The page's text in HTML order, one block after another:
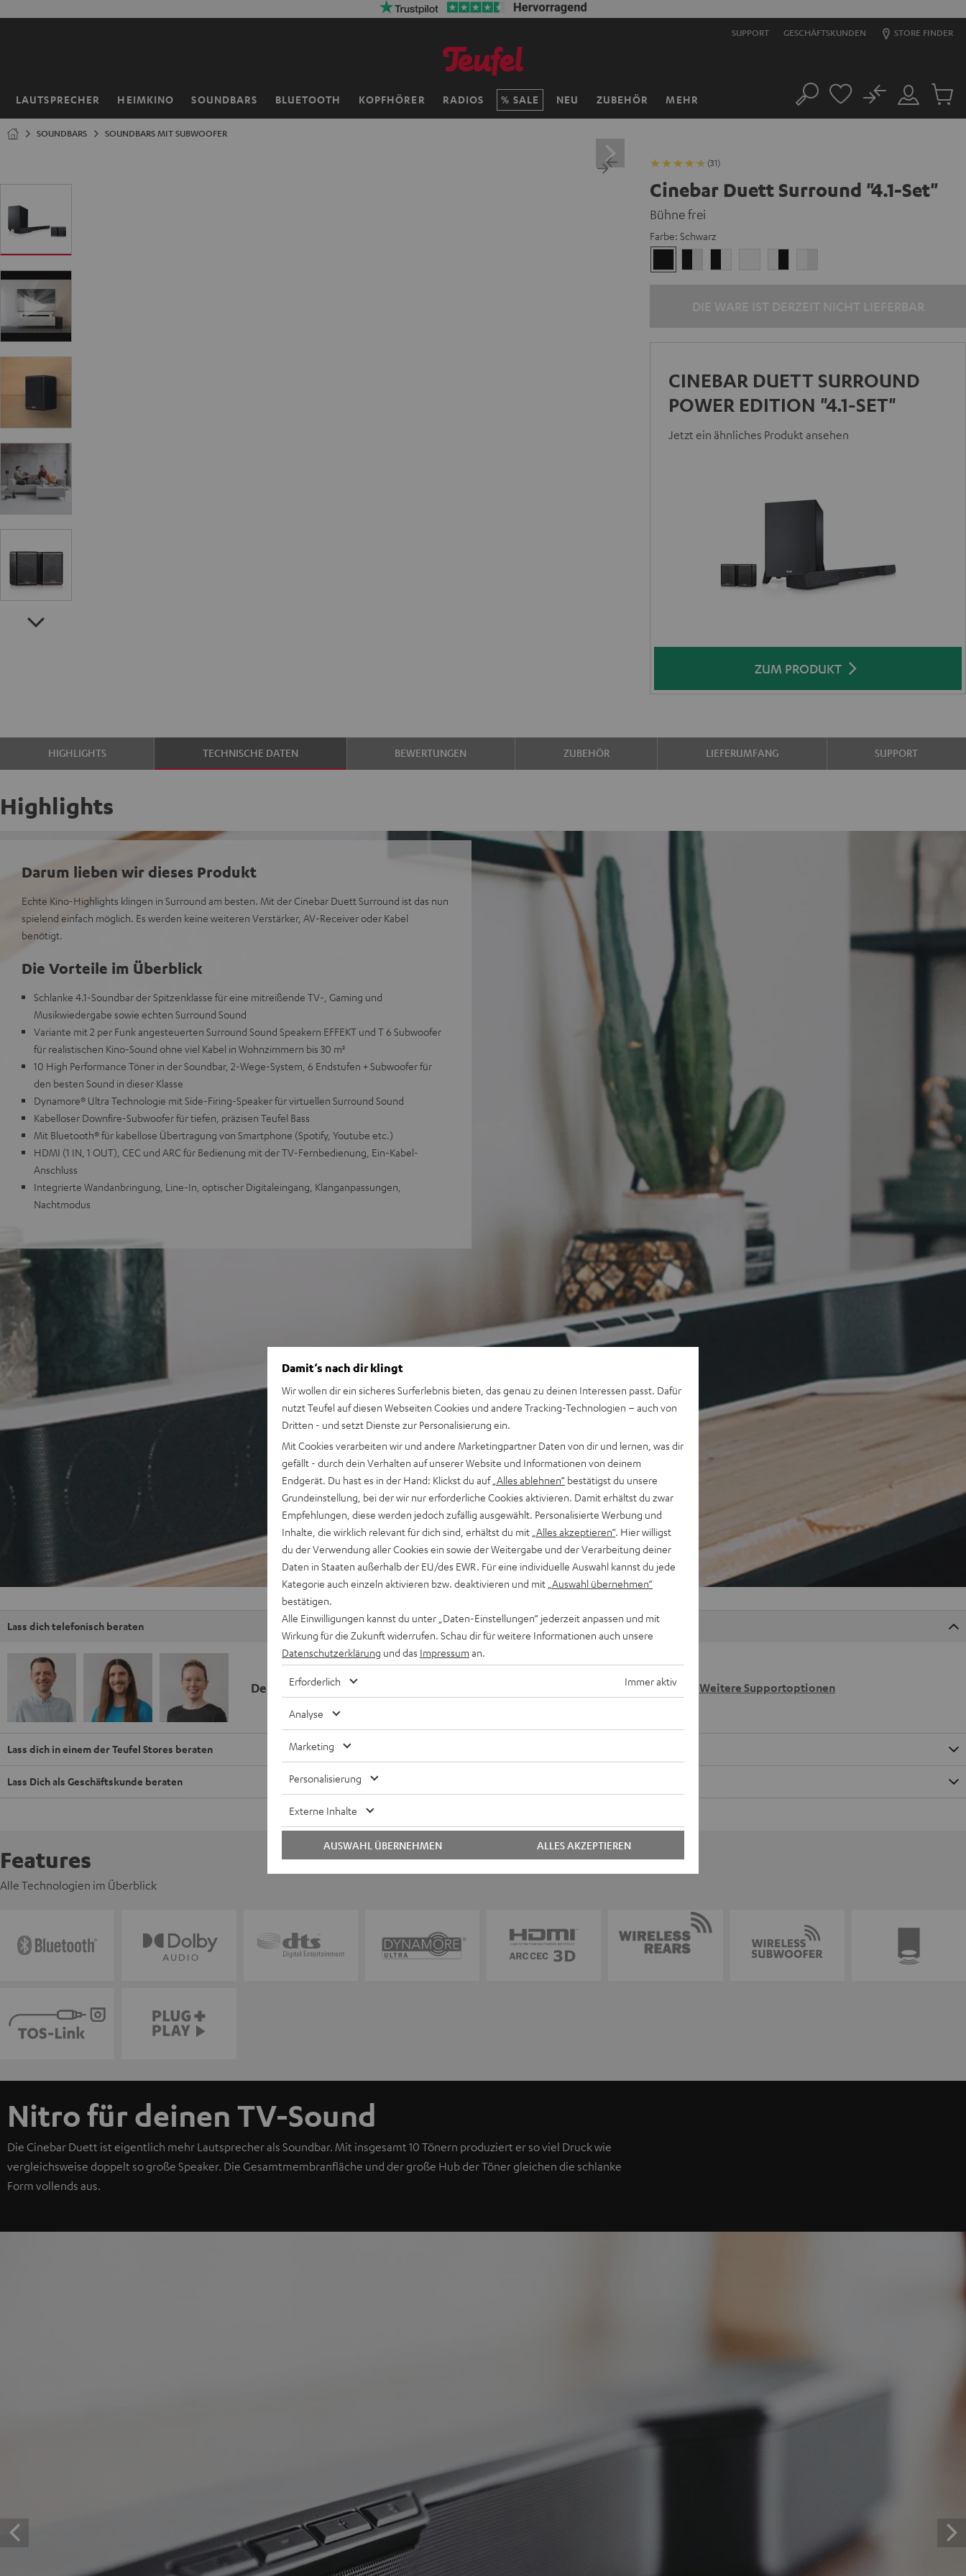
SUPPORT GESCHÄFTSKUNDEN STORE FINDER
LAUTSPRECHER HEIMKINO SOUNDBARS BLUETOOTH KOPFHÖRER RADIOS SALE NEU ZUBEHÖR MEHR
Startseite Suche
Mein
Konto
No
Artikel
SOUNDBARS SOUNDBARS MIT SUBWOOFER
(31)
Cinebar Duett Surround "4.1-Set"
Bühne frei
Farbe: Schwarz
CINEBAR DUETT SURROUND
POWER EDITION "4.1-SET"
Jetzt ein ähnliches Produkt ansehen
ZUM PRODUKT
HIGHLIGHTS TECHNISCHE DATEN BEWERTUNGEN ZUBEHÖR LIEFERUMFANG SUPPORT
Highlights
Darum lieben wir dieses Produkt
Echte Kino-Highlights klingen in Surround am besten. Mit der Cinebar Duett Surround ist das nun
spielend einfach möglich. Es werden keine weiteren Verstärker, AV-Receiver oder Kabel
benötigt.
Die Vorteile im Überblick
Schlanke 4.1-Soundbar der Spitzenklasse für eine mitreißende TV-, Gaming und
Musikwiedergabe sowie echten Surround Sound
Variante mit 2 per Funk angesteuerten Surround Sound Speakern EFFEKT und T 6 Subwoofer
für realistischen Kino-Sound ohne viel Kabel in Wohnzimmern bis 30 m²
10 High Performance Töner in der Soundbar, 2-Wege-System, 6 Endstufen + Subwoofer für
den besten Sound in dieser Klasse
Dynamore® Ultra Technologie mit Side-Firing-Speaker für virtuellen Surround Sound
Kabelloser Downfire-Subwoofer für tiefen, präzisen Teufel Bass
Mit Bluetooth® für kabellose Übertragung von Smartphone (Spotify, Youtube etc.)
HDMI (1 IN, 1 OUT), CEC und ARC für Bedienung mit der TV-Fernbedienung, Ein-Kabel-
Anschluss
Integrierte Wandanbringung, Line-In, optischer Digitaleingang, Klanganpassungen,
Nachtmodus
Lass dich telefonisch beraten
Deine Kaufberatung
beraten dich auch persönlich am Telefon.
Weitere Supportoptionen
Lass dich in einem der Teufel Stores beraten
Lass Dich als Geschäftskunde beraten
Features
Alle Technologien im Überblick
Nitro für deinen TV-Sound
Die Cinebar Duett ist eigentlich mehr Lautsprecher als Soundbar. Mit insgesamt 10 Tönern produziert er so viel Druck wie
vergleichsweise doppelt so große Speaker. Die Gesamtmembranfläche und der große Hub der Töner gleichen die schlanke
Form vollends aus.
Damit‘s nach dir klingt
Wir wollen dir ein sicheres Surferlebnis bieten, das genau zu deinen Interessen passt. Dafür
nutzt Teufel auf diesen Webseiten Cookies und andere Tracking-Technologien – auch von
Dritten - und setzt Dienste zur Personalisierung ein.
Mit Cookies verarbeiten wir und andere Marketingpartner Daten von dir und lernen, was dir
gefällt - durch dein Verhalten auf unserer Website und Informationen von deinem
Endgerät. Du hast es in der Hand: Klickst du auf „Alles ablehnen“ bestätigst du unsere
Grundeinstellung, bei der wir nur erforderliche Cookies aktivieren. Damit erhältst du zwar
Empfehlungen, diese werden jedoch zufällig ausgewählt. Personalisierte Werbung und
Inhalte, die wirklich relevant für dich sind, erhältst du mit „Alles akzeptieren“. Hier willigst
du der Verwendung aller Cookies ein sowie der Weitergabe und der Verarbeitung deiner
Daten in Staaten außerhalb der EU/des EWR. Für eine individuelle Auswahl kannst du jede
Kategorie auch einzeln aktivieren bzw. deaktivieren und mit „Auswahl übernehmen“
bestätigen.
Alle Einwilligungen kannst du unter „Daten-Einstellungen“ jederzeit anpassen und mit
Wirkung für die Zukunft widerrufen. Schau dir für weitere Informationen auch unsere
Datenschutzerklärung und das Impressum an.
Erforderlich Immer aktiv
Analyse
Marketing
Personalisierung
Externe Inhalte
ALLES AKZEPTIEREN
AUSWAHL ÜBERNEHMEN